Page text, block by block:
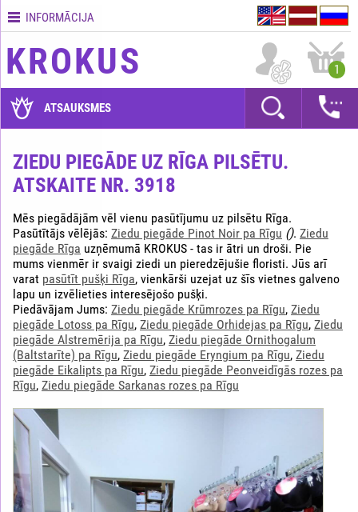
Kontakti
Piegādes
GARANTIJAS
apmaksāt?
Kā
pasūtījumu?
INFORMĀCIJA
KROKUS 1
ATSAUKSMES
ZIEDU PIEGĀDE UZ RĪGA PILSĒTU.
ATSKAITE NR. 3918
Mēs piegādājām vēl vienu pasūtījumu uz pilsētu Rīga.
Pasūtītājs vēlējās: Ziedu piegāde Pinot Noir pa Rīgu (). Ziedu
piegāde Rīga uzņēmumā KROKUS - tas ir ātri un droši. Pie
mums vienmēr ir svaigi ziedi un pieredzējušie floristi. Jūs arī
varat pasūtīt pušķi Rīga, vienkārši uzejat uz šīs vietnes galveno
lapu un izvēlieties interesējošo pušķi.
Piedāvājam Jums: Ziedu piegāde Krūmrozes pa Rīgu, Ziedu
piegāde Lotoss pa Rīgu, Ziedu piegāde Orhidejas pa Rīgu, Ziedu
piegāde Alstremērija pa Rīgu, Ziedu piegāde Ornithogalum
(Baltstarīte) pa Rīgu, Ziedu piegāde Eryngium pa Rīgu, Ziedu
piegāde Eikalipts pa Rīgu, Ziedu piegāde Peonveidīgās rozes pa
Rīgu, Ziedu piegāde Sarkanas rozes pa Rīgu